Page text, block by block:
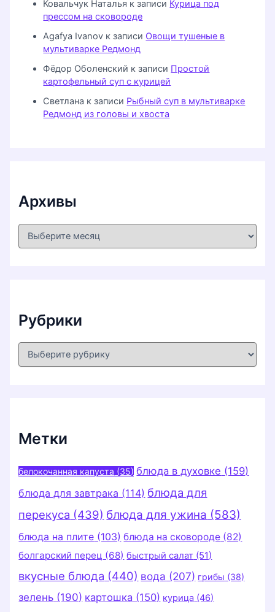
Ковальчук Наталья к записи Курица под
прессом на сковороде
Agafya Ivanov к записи Овощи тушеные в
мультиварке Редмонд
Фёдор Оболенский к записи Простой
картофельный суп с курицей
Светлана к записи Рыбный суп в мультиварке
Редмонд из головы и хвоста
Архивы
А
Рубрики
Р
Метки
белокочанная капуста (35) блюда в духовке (159)
блюда для завтрака (114) блюда для
перекуса (439) блюда для ужина (583)
блюда на плите (103) блюда на сковороде (82)
болгарский перец (68) быстрый салат (51)
вкусные блюда (440) вода (207) грибы (38)
зелень (190) картошка (150) курица (46)